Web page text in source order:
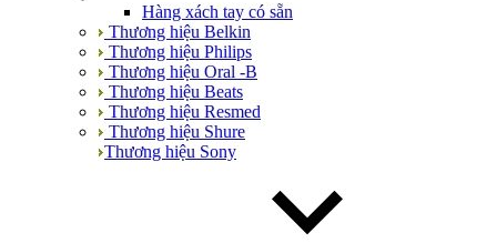
Hàng xách tay có sẵn
Thương hiệu Belkin
Thương hiệu Philips
Thương hiệu Oral -B
Thương hiệu Beats
Thương hiệu Resmed
Thương hiệu Shure
Thương hiệu Sony